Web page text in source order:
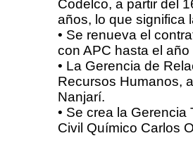
Codelco, a partir del
años, lo que significa
• Se renueva el
con APC hasta el año
• La Gerencia de
Recursos Humanos,
Nanjarí.
• Se crea la
Civil Químico Carlos